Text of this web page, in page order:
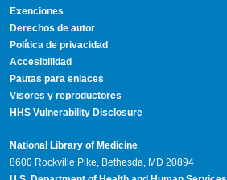
Exenciones
Derechos de autor
Política de privacidad
Accesibilidad
Pautas para enlaces
Visores y reproductores
HHS Vulnerability Disclosure
National Library of Medicine
8600 Rockville Pike, Bethesda, MD 20894